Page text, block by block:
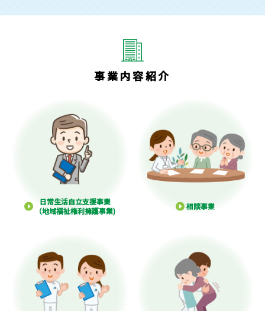
事業内容紹介
日常生活自立支援事業
（地域福祉権利擁護事業)
相談事業